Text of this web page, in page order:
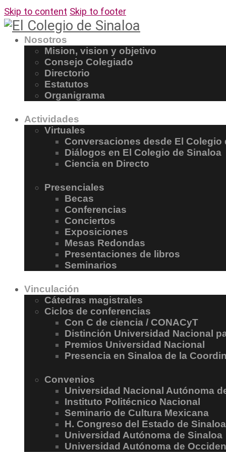
Skip to content Skip to footer
Nosotros
Mision, vision y objetivo
Consejo Colegiado
Directorio
Estatutos
Organigrama
Actividades
Virtuales
Conversaciones desde El Colegio
Diálogos en El Colegio de Sinaloa
Ciencia en Directo
Presenciales
Becas
Conferencias
Conciertos
Exposiciones
Mesas Redondas
Presentaciones de libros
Seminarios
Vinculación
Cátedras magistrales
Ciclos de conferencias
Con C de ciencia / CONACyT
Distinción Universidad Nacional
Premios Universidad Nacional
Presencia en Sinaloa de la
Convenios
Universidad Nacional Autónoma
Instituto Politécnico Nacional
Seminario de Cultura Mexicana
H. Congreso del Estado de Sinaloa
Universidad Autónoma de Sinaloa
Universidad Autónoma de